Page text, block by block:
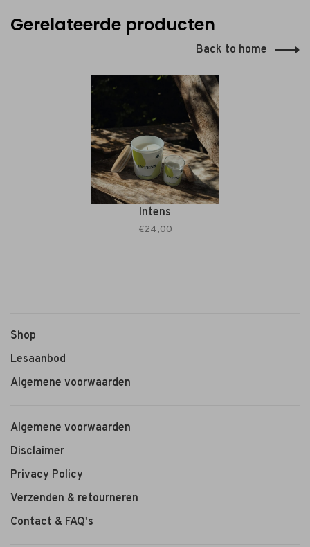
Gerelateerde producten
Back to home
Intens
€24,00
Shop
Lesaanbod
Algemene voorwaarden
Algemene voorwaarden
Disclaimer
Privacy Policy
Verzenden & retourneren
Contact & FAQ's